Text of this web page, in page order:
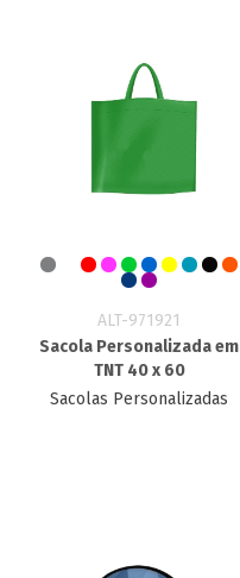
ALT-971921
Sacola Personalizada em
TNT 40 x 60
Sacolas Personalizadas